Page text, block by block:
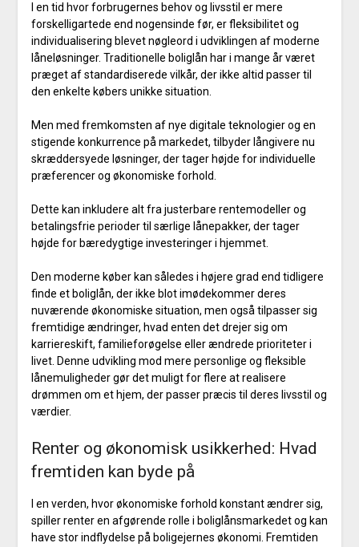
I en tid hvor forbrugernes behov og livsstil er mere
forskelligartede end nogensinde før, er fleksibilitet og
individualisering blevet nøgleord i udviklingen af moderne
låneløsninger. Traditionelle boliglån har i mange år været
præget af standardiserede vilkår, der ikke altid passer til
den enkelte købers unikke situation.
Men med fremkomsten af nye digitale teknologier og en
stigende konkurrence på markedet, tilbyder långivere nu
skræddersyede løsninger, der tager højde for individuelle
præferencer og økonomiske forhold.
Dette kan inkludere alt fra justerbare rentemodeller og
betalingsfrie perioder til særlige lånepakker, der tager
højde for bæredygtige investeringer i hjemmet.
Den moderne køber kan således i højere grad end tidligere
finde et boliglån, der ikke blot imødekommer deres
nuværende økonomiske situation, men også tilpasser sig
fremtidige ændringer, hvad enten det drejer sig om
karriereskift, familieforøgelse eller ændrede prioriteter i
livet. Denne udvikling mod mere personlige og fleksible
lånemuligheder gør det muligt for flere at realisere
drømmen om et hjem, der passer præcis til deres livsstil og
værdier.
Renter og økonomisk usikkerhed: Hvad
fremtiden kan byde på
I en verden, hvor økonomiske forhold konstant ændrer sig,
spiller renter en afgørende rolle i boliglånsmarkedet og kan
have stor indflydelse på boligejernes økonomi. Fremtiden